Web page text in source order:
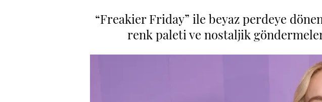
“Freakier Friday” ile beyaz perdeye
renk paleti ve nostaljik